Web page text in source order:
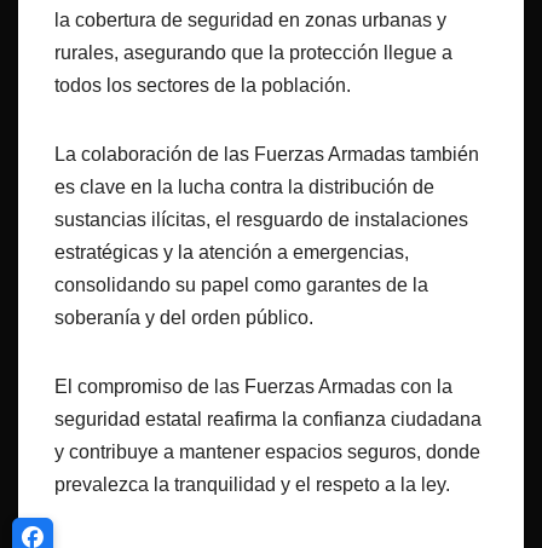
la cobertura de seguridad en zonas urbanas y
rurales, asegurando que la protección llegue a
todos los sectores de la población.
La colaboración de las Fuerzas Armadas también
es clave en la lucha contra la distribución de
sustancias ilícitas, el resguardo de instalaciones
estratégicas y la atención a emergencias,
consolidando su papel como garantes de la
soberanía y del orden público.
El compromiso de las Fuerzas Armadas con la
seguridad estatal reafirma la confianza ciudadana
y contribuye a mantener espacios seguros, donde
prevalezca la tranquilidad y el respeto a la ley.